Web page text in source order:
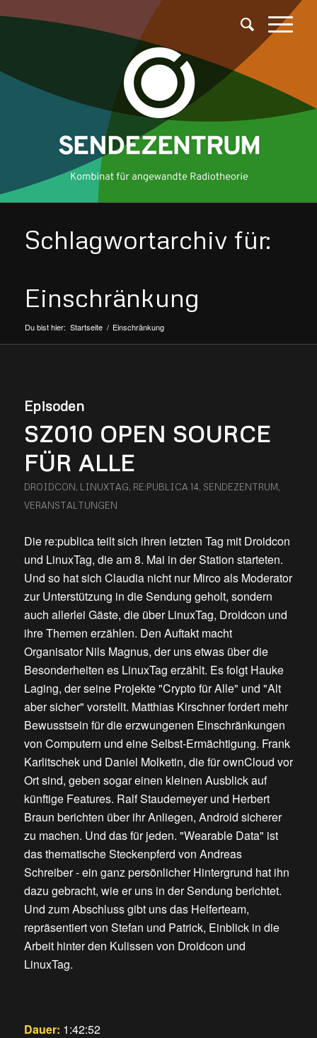
Schlagwortarchiv für:
Einschränkung
Du bist hier: Startseite / Einschränkung
Episoden
SZ010 OPEN SOURCE
FÜR ALLE
DROIDCON, LINUXTAG, RE:PUBLICA 14, SENDEZENTRUM,
VERANSTALTUNGEN
Die re:publica teilt sich ihren letzten Tag mit Droidcon
und LinuxTag, die am 8. Mai in der Station starteten.
Und so hat sich Claudia nicht nur Mirco als Moderator
zur Unterstützung in die Sendung geholt, sondern
auch allerlei Gäste, die über LinuxTag, Droidcon und
ihre Themen erzählen. Den Auftakt macht
Organisator Nils Magnus, der uns etwas über die
Besonderheiten es LinuxTag erzählt. Es folgt Hauke
Laging, der seine Projekte "Crypto für Alle" und "Alt
aber sicher" vorstellt. Matthias Kirschner fordert mehr
Bewusstsein für die erzwungenen Einschränkungen
von Computern und eine Selbst-Ermächtigung. Frank
Karlitschek und Daniel Molketin, die für ownCloud vor
Ort sind, geben sogar einen kleinen Ausblick auf
künftige Features. Ralf Staudemeyer und Herbert
Braun berichten über ihr Anliegen, Android sicherer
zu machen. Und das für jeden. "Wearable Data" ist
das thematische Steckenpferd von Andreas
Schreiber - ein ganz persönlicher Hintergrund hat ihn
dazu gebracht, wie er uns in der Sendung berichtet.
Und zum Abschluss gibt uns das Helferteam,
repräsentiert von Stefan und Patrick, Einblick in die
Arbeit hinter den Kulissen von Droidcon und
LinuxTag.
Dauer: 1:42:52